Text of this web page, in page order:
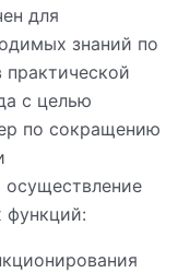
для
знаний по
с целью
по сокращению
осуществление